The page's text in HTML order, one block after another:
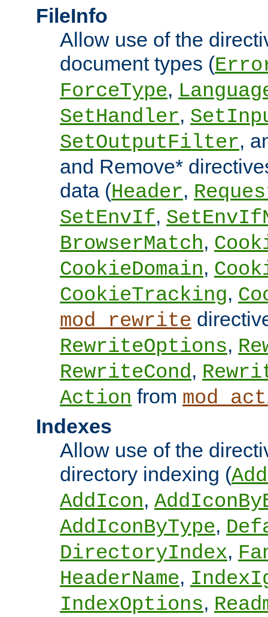
FileInfo
Allow use of the
document types (
ForceType,
SetHandler,
SetOutputFilter,
and Remove*
data (Header,
SetEnvIf,
BrowserMatch,
CookieDomain,
CookieTracking,
mod_rewrite
RewriteOptions,
RewriteCond,
Action from
Indexes
Allow use of the
directory indexing (
AddIcon,
AddIconByType,
DirectoryIndex,
HeaderName,
IndexOptions,